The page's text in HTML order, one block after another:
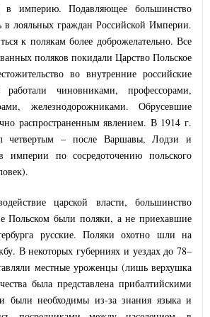
в империю. Подавляющее большинство
в лояльных граждан Российской Империи.
к полякам более доброжелательно. Все
поляков покидали Царство Польское
во внутренние российские
чиновниками, профессорами,
железнодорожниками. Обрусевшие
распространенным явлением. В 1914 г.
четвертым – после Варшавы, Лодзи и
по сосредоточению польского
царской власти, большинство
Польском были поляки, а не приехавшие
русские. Поляки охотно шли на
В некоторых губерниях и уездах до 78–
местные уроженцы (лишь верхушка
была представлена прибалтийскими
были необходимы из-за знания языка и